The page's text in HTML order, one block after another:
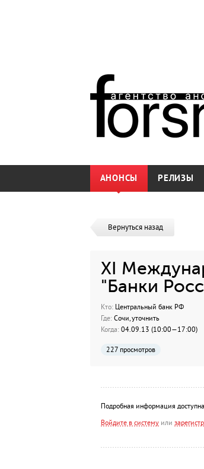
АНОНСЫ РЕЛИЗЫ
Вернуться назад
XI
"Банки
Кто:Центральный банк РФ
Где:Сочи, уточнить
Когда:04.09.13 (10:00—17:00)
227 просмотров
Подробная информация
Войдите в системуили